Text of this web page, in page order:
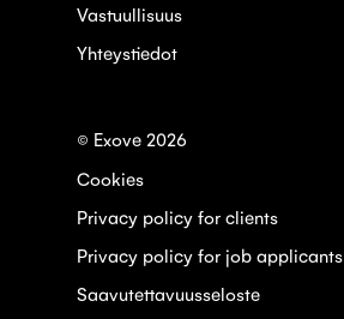
Vastuullisuus
Yhteystiedot
© Exove 2026
Cookies
Privacy policy for clients
Privacy policy for job applicants
Saavutettavuusseloste